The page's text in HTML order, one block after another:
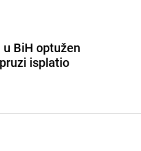
BiH optužen
isplatio